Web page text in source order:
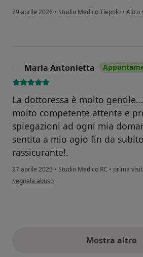
29 aprile 2026 • Studio Medico Tiepolo • Altro •
Maria Antonietta
La dottoressa è molto
molto competente attenta e
spiegazioni ad ogni mia
sentita a mio agio fin da
rassicurante!.
27 aprile 2026 • Studio Medico RC • prima
secondo l'opinione dell'utente Maria Antonietta
Segnala abuso
Mostra altro